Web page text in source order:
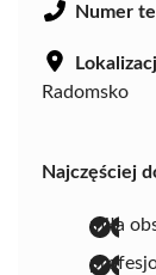
Numer
Radomsko
Najczęściej
miła